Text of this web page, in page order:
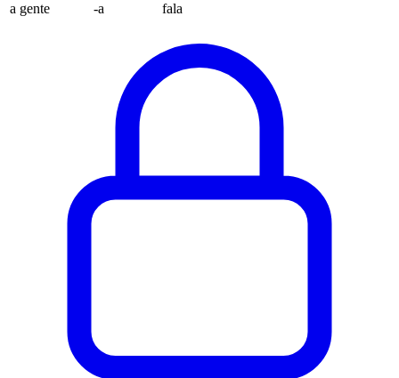
a gente
-a fala